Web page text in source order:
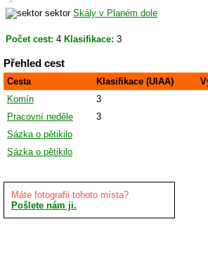
sektor Skály v Planém dole
Počet cest: 4 Klasifikace: 3
Přehled cest
Cesta Klasifikace (UIAA)
Komín
3
Pracovní neděle
3
Sázka o pětikilo
Sázka o pětikilo
Máte fotografii tohoto místa?
Pošlete nám ji.